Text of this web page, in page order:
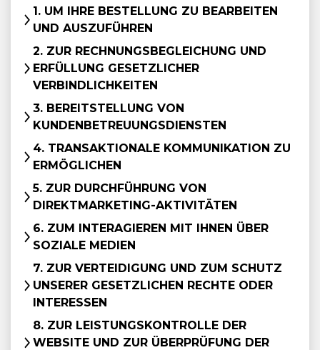
1. UM IHRE BESTELLUNG ZU BEARBEITEN
UND AUSZUFÜHREN
2. ZUR RECHNUNGSBEGLEICHUNG UND
ERFÜLLUNG GESETZLICHER
VERBINDLICHKEITEN
3. BEREITSTELLUNG VON
KUNDENBETREUUNGSDIENSTEN
4. TRANSAKTIONALE KOMMUNIKATION ZU
ERMÖGLICHEN
5. ZUR DURCHFÜHRUNG VON
DIREKTMARKETING-AKTIVITÄTEN
6. ZUM INTERAGIEREN MIT IHNEN ÜBER
SOZIALE MEDIEN
7. ZUR VERTEIDIGUNG UND ZUM SCHUTZ
UNSERER GESETZLICHEN RECHTE ODER
INTERESSEN
8. ZUR LEISTUNGSKONTROLLE DER
WEBSITE UND ZUR ÜBERPRÜFUNG DER